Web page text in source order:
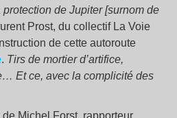
de Jupiter [surnom de
Prost, du collectif La Voie
de cette autoroute
. Tirs de mortier d’artifice,
Et ce, avec la complicité des
Michel Forst, rapporteur